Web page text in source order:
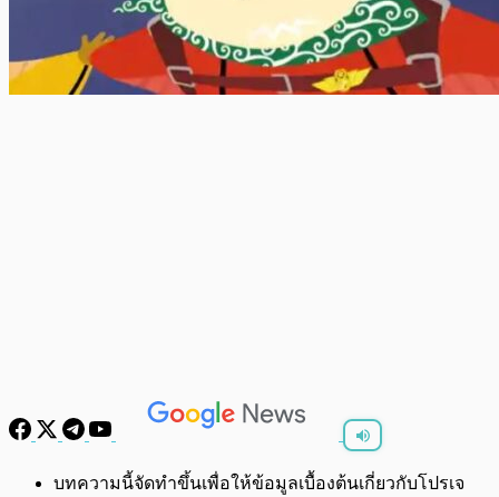
พร้อมเล่น 0:00/0:00
บทความนี้จัดทำขึ้นเพื่อให้ข้อมูลเบื้องต้นเกี่ยวกับโปรเจ